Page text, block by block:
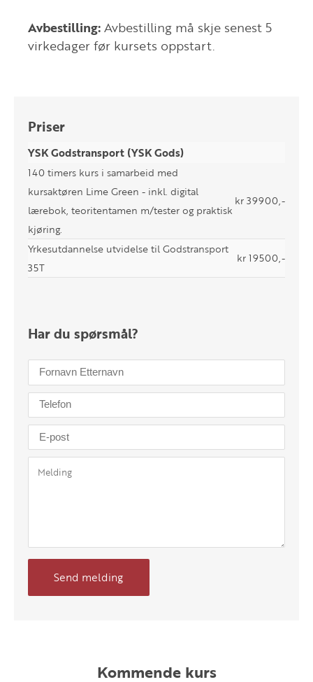
Avbestilling:Avbestilling må skje senest 5
virkedager før kursets oppstart.
Priser
YSK Godstransport (YSK Gods)
140 timers kurs i samarbeid med
kursaktøren Lime Green - inkl. digital
lærebok, teoritentamen m/tester og praktisk
kjøring.
kr 39900,-
Yrkesutdannelse utvidelse til Godstransport
35T
kr 19500,-
Har du spørsmål?
Send melding
Kommende kurs